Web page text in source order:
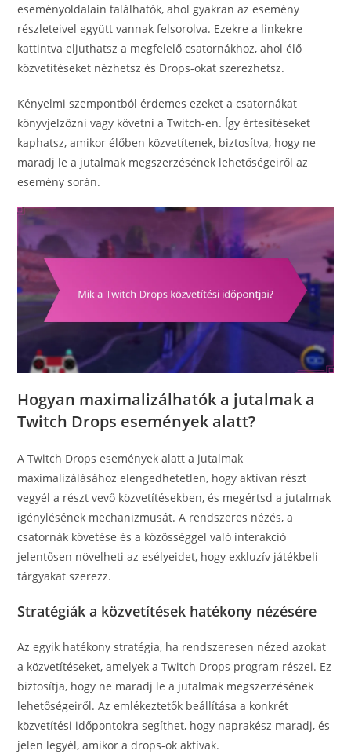
eseményoldalain találhatók, ahol gyakran az esemény
részleteivel együtt vannak felsorolva. Ezekre a linkekre
kattintva eljuthatsz a megfelelő csatornákhoz, ahol élő
közvetítéseket nézhetsz és Drops-okat szerezhetsz.
Kényelmi szempontból érdemes ezeket a csatornákat
könyvjelzőzni vagy követni a Twitch-en. Így értesítéseket
kaphatsz, amikor élőben közvetítenek, biztosítva, hogy ne
maradj le a jutalmak megszerzésének lehetőségeiről az
esemény során.
Hogyan maximalizálhatók a jutalmak a
Twitch Drops események alatt?
A Twitch Drops események alatt a jutalmak
maximalizálásához elengedhetetlen, hogy aktívan részt
vegyél a részt vevő közvetítésekben, és megértsd a jutalmak
igénylésének mechanizmusát. A rendszeres nézés, a
csatornák követése és a közösséggel való interakció
jelentősen növelheti az esélyeidet, hogy exkluzív játékbeli
tárgyakat szerezz.
Stratégiák a közvetítések hatékony nézésére
Az egyik hatékony stratégia, ha rendszeresen nézed azokat
a közvetítéseket, amelyek a Twitch Drops program részei. Ez
biztosítja, hogy ne maradj le a jutalmak megszerzésének
lehetőségeiről. Az emlékeztetők beállítása a konkrét
közvetítési időpontokra segíthet, hogy naprakész maradj, és
jelen legyél, amikor a drops-ok aktívak.